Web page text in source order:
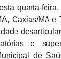
quarta-
Caxias/MA e
e
de